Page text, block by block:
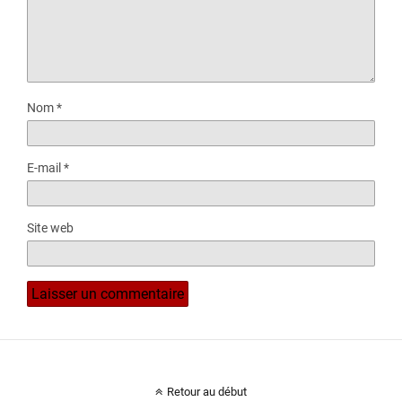
Nom*
E-mail *
Site web
Retour au début